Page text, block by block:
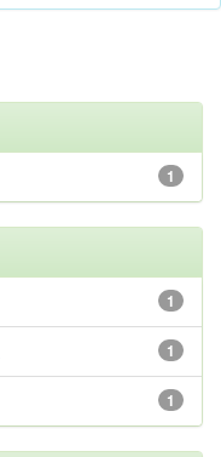
1
1
1
1